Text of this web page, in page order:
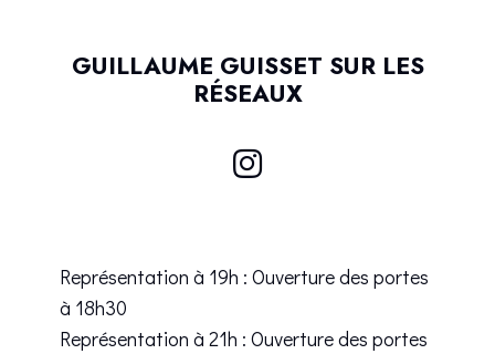
GUILLAUME GUISSET SUR LES
RÉSEAUX
Représentation à 19h : Ouverture des portes
à 18h30
Représentation à 21h : Ouverture des portes